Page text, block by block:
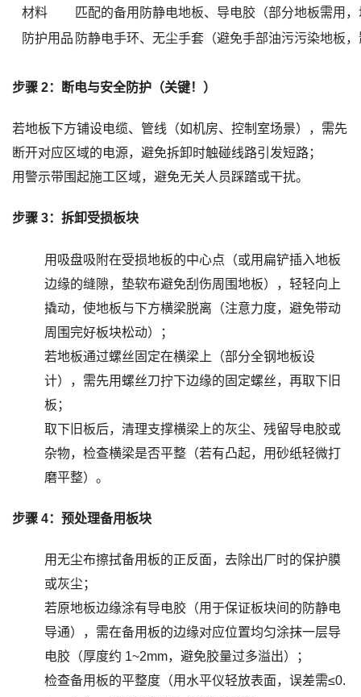
材料
匹配的备用防静电地板、导电胶（部分地板需用
防护用品 防静电手环、无尘手套（避免手部油污污染地板
步骤 2：断电与安全防护（关键！）
若地板下方铺设电缆、管线（如机房、控制室场景），需先
断开对应区域的电源，避免拆卸时触碰线路引发短路；
用警示带围起施工区域，避免无关人员踩踏或干扰。
步骤 3：拆卸受损板块
用吸盘吸附在受损地板的中心点（或用扁铲插入地板
边缘的缝隙，垫软布避免刮伤周围地板），轻轻向上
撬动，使地板与下方横梁脱离（注意力度，避免带动
周围完好板块松动）；
若地板通过螺丝固定在横梁上（部分全钢地板设
计），需先用螺丝刀拧下边缘的固定螺丝，再取下旧
板；
取下旧板后，清理支撑横梁上的灰尘、残留导电胶或
杂物，检查横梁是否平整（若有凸起，用砂纸轻微打
磨平整）。
步骤 4：预处理备用板块
用无尘布擦拭备用板的正反面，去除出厂时的保护膜
或灰尘；
若原地板边缘涂有导电胶（用于保证板块间的防静电
导通），需在备用板的边缘对应位置均匀涂抹一层导
电胶（厚度约 1~2mm，避免胶量过多溢出）；
检查备用板的平整度（用水平仪轻放表面，误差需≤0.